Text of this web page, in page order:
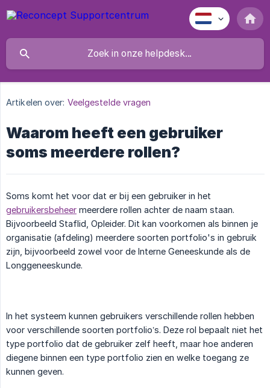
Artikelen over: Veelgestelde vragen
Waarom heeft een gebruiker
soms meerdere rollen?
Soms komt het voor dat er bij een gebruiker in het
gebruikersbeheer meerdere rollen achter de naam staan.
Bijvoorbeeld Staflid, Opleider. Dit kan voorkomen als binnen je
organisatie (afdeling) meerdere soorten portfolio's in gebruik
zijn, bijvoorbeeld zowel voor de Interne Geneeskunde als de
Longgeneeskunde.
In het systeem kunnen gebruikers verschillende rollen hebben
voor verschillende soorten portfolio’s. Deze rol bepaalt niet het
type portfolio dat de gebruiker zelf heeft, maar hoe anderen
diegene binnen een type portfolio zien en welke toegang ze
kunnen geven.